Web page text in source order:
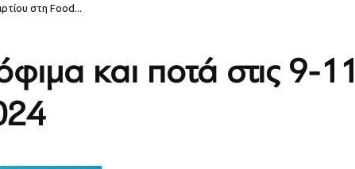
στη Food...
και ποτά στις 9-11